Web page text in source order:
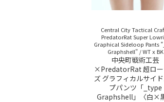
Central City Tactical
PredatorRat Super
Graphical Sideloop Pants
Graphshell" / WT x BK
中央町戦術工芸
×PredatorRat 超ロー
ズ グラフィカルサイ
プパンツ「_type
Graphshell」〈白×